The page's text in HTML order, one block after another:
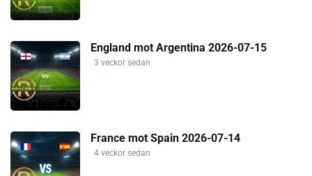
England mot Argentina 2026-07-15
3 veckor sedan
France mot Spain 2026-07-14
4 veckor sedan